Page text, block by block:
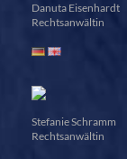
Danuta Eisenhardt
Rechtsanwältin
Stefanie Schramm
Rechtsanwältin